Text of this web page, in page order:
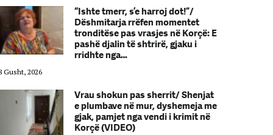
“Ishte tmerr, s’e harroj dot!”/
Dëshmitarja rrëfen momentet
tronditëse pas vrasjes në Korçë: E
pashë djalin të shtrirë, gjaku i
rridhte nga…
Gusht, 2026
Vrau shokun pas sherrit/ Shenjat
e plumbave në mur, dyshemeja me
gjak, pamjet nga vendi i krimit në
Korçë (VIDEO)